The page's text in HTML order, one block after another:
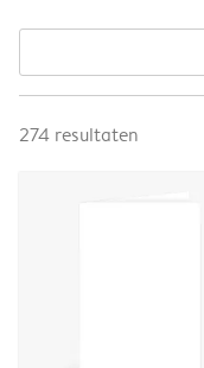
274 resultaten